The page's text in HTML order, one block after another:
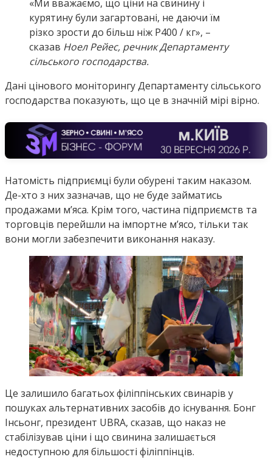
«Ми вважаємо, що ціни на свинину і
курятину були загартовані, не даючи їм
різко зрости до більш ніж P400 / кг», –
сказав Ноел Рейес, речник Департаменту
сільського господарства.
Дані цінового моніторингу Департаменту сільського
господарства показують, що це в значній мірі вірно.
Натомість підприємці були обурені таким наказом.
Де-хто з них зазначав, що не буде займатись
продажами м’яса. Крім того, частина підприємств та
торговців перейшли на імпортне м’ясо, тільки так
вони могли забезпечити виконання наказу.
Це залишило багатьох філіппінських свинарів у
пошуках альтернативних засобів до існування. Бонг
Інсьонг, президент UBRA, сказав, що наказ не
стабілізував ціни і що свинина залишається
недоступною для більшості філіппінців.